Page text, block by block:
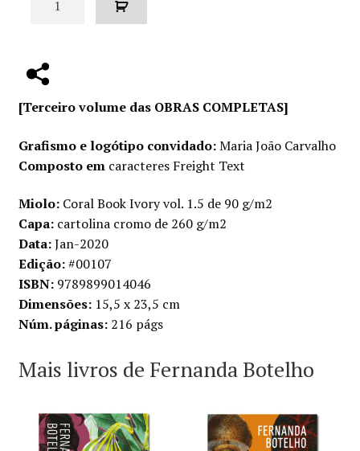
nome
jogral
[Terceiro volume das OBRAS COMPLETAS]
Grafismo e logótipo convidado:Maria João Carvalho
Composto emcaracteres Freight Text
Miolo:Coral Book Ivory vol. 1.5 de 90 g/m2
Capa:cartolina cromo de 260 g/m2
Data:Jan-2020
Edição:#00107
ISBN:9789899014046
Dimensões:15,5 x 23,5 cm
Núm. páginas:216 págs
Mais livros de Fernanda Botelho